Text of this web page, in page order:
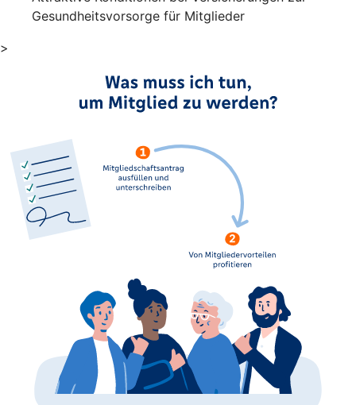
Gesundheitsvorsorge für Mitglieder
>